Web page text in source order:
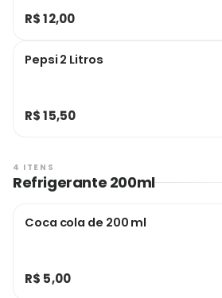
R$ 12,00
Pepsi 2 Litros
R$ 15,50
4 ITENS
Refrigerante 200ml
Coca cola de 200 ml
R$ 5,00